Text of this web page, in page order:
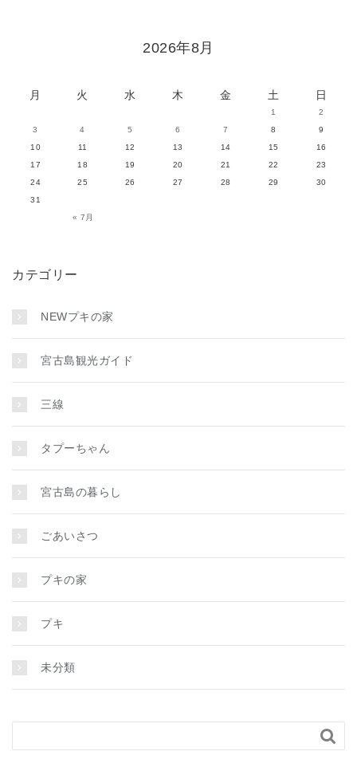
2026年8月
月 火 水 木 金 土 日
« 7月
1
2
3
4 5 6 7 8
9
10
11 12 13 14 15
16
17
18 19 20 21 22
23
24
25 26 27 28 29
30
31
カテゴリー
NEWプキの家
宮古島観光ガイド
三線
タプーちゃん
宮古島の暮らし
ごあいさつ
プキの家
プキ
未分類
